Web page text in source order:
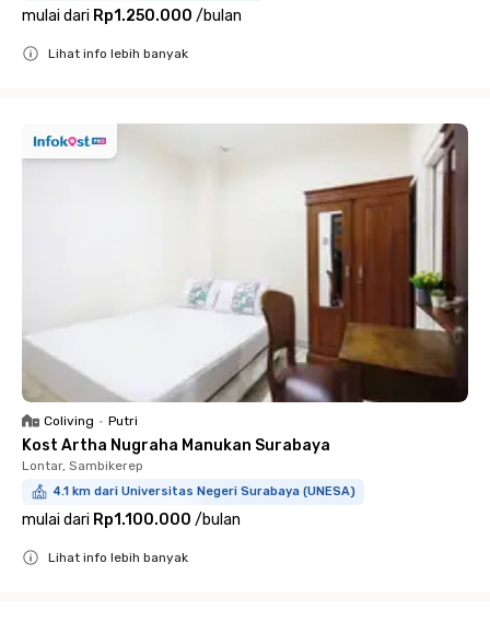
mulai dari Rp1.250.000 /bulan
Lihat info lebih banyak
Coliving • Putri
Kost Artha Nugraha Manukan Surabaya
Lontar, Sambikerep
4.1 km dari Universitas Negeri Surabaya (UNESA)
mulai dari Rp1.100.000 /bulan
Lihat info lebih banyak